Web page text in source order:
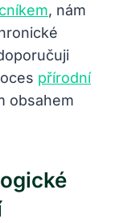
, nám
přírodní
obsahem